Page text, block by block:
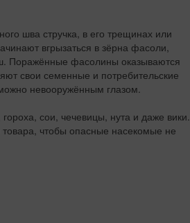
шва стручка, в его трещинах или
вгрызаться в зёрна фасоли,
Поражённые фасолины оказываются
свои семенные и потребительские
невооружённым глазом.
сои, чечевицы, нута и даже вики.
чтобы опасные насекомые не